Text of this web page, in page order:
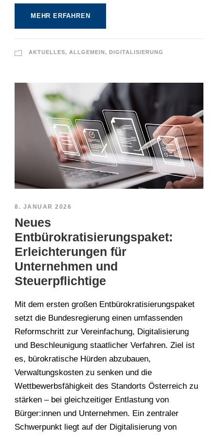
MEHR ERFAHREN
AKTUELLES, ALLGEMEIN, DIGITALISIERUNG
8. JANUAR 2026
Neues
Entbürokratisierungspaket:
Erleichterungen für
Unternehmen und
Steuerpflichtige
Mit dem ersten großen Entbürokratisierungspaket
setzt die Bundesregierung einen umfassenden
Reformschritt zur Vereinfachung, Digitalisierung
und Beschleunigung staatlicher Verfahren. Ziel ist
es, bürokratische Hürden abzubauen,
Verwaltungskosten zu senken und die
Wettbewerbsfähigkeit des Standorts Österreich zu
stärken – bei gleichzeitiger Entlastung von
Bürger:innen und Unternehmen. Ein zentraler
Schwerpunkt liegt auf der Digitalisierung von